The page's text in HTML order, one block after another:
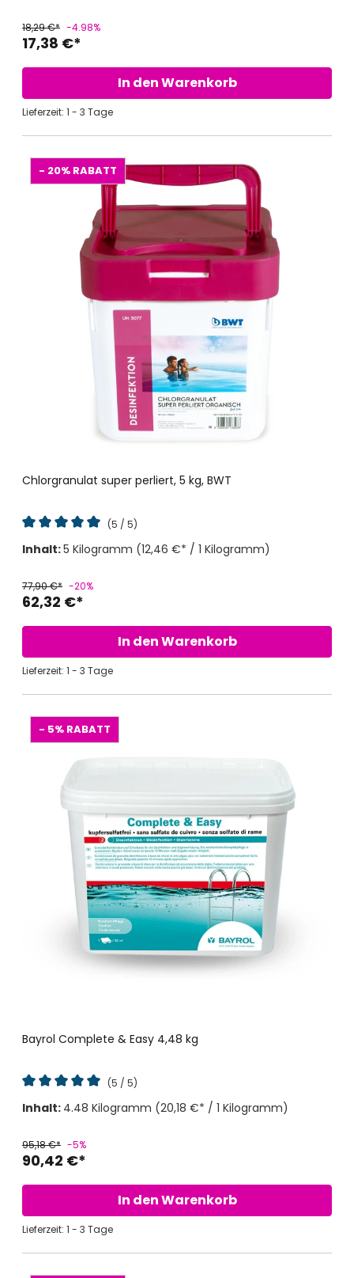
17,38 €*
18,29 €* -4.98%
In den Warenkorb
Lieferzeit: 1 - 3 Tage
- 20% RABATT
Chlorgranulat super perliert, 5 kg, BWT
Durchschnittliche Bewertung von 5 von 5 Sternen
(5 / 5)
Inhalt:5 Kilogramm (12,46 €* / 1 Kilogramm)
62,32 €*
77,90 €* -20%
In den Warenkorb
Lieferzeit: 1 - 3 Tage
- 5% RABATT
Bayrol Complete & Easy 4,48 kg
Durchschnittliche Bewertung von 5 von 5 Sternen
(5 / 5)
Inhalt: 4.48 Kilogramm (20,18 €* / 1 Kilogramm)
90,42 €*
95,18 €* -5%
In den Warenkorb
Lieferzeit: 1 - 3 Tage